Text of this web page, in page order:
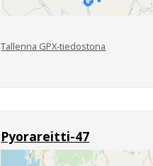
Tallenna GPX-tiedostona
Pyorareitti-47